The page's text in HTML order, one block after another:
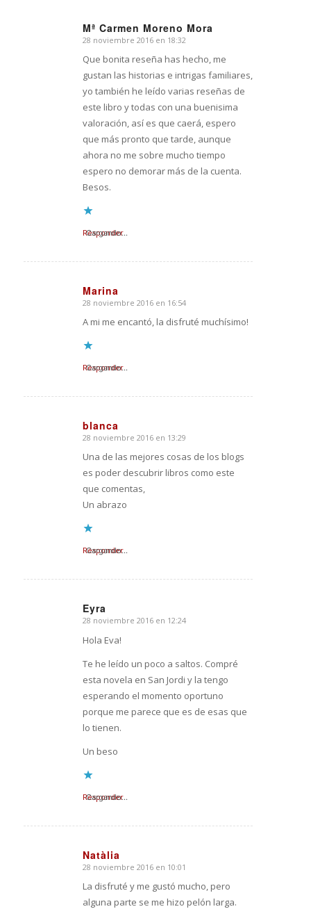
Mª Carmen Moreno Mora
Dice:
28 noviembre 2016 en 18:32
Que bonita reseña has hecho, me
gustan las historias e intrigas familiares,
yo también he leído varias reseñas de
este libro y todas con una buenisima
valoración, así es que caerá, espero
que más pronto que tarde, aunque
ahora no me sobre mucho tiempo
espero no demorar más de la cuenta.
Besos.
Cargando...
Responder
Marina
Dice:
28 noviembre 2016 en 16:54
A mi me encantó, la disfruté muchísimo!
Cargando...
Responder
blanca
Dice:
28 noviembre 2016 en 13:29
Una de las mejores cosas de los blogs
es poder descubrir libros como este
que comentas,
Un abrazo
Cargando...
Responder
Eyra
Dice:
28 noviembre 2016 en 12:24
Hola Eva!
Te he leído un poco a saltos. Compré
esta novela en San Jordi y la tengo
esperando el momento oportuno
porque me parece que es de esas que
lo tienen.
Un beso
Cargando...
Responder
Natàlia
Dice:
28 noviembre 2016 en 10:01
La disfruté y me gustó mucho, pero
alguna parte se me hizo pelón larga.